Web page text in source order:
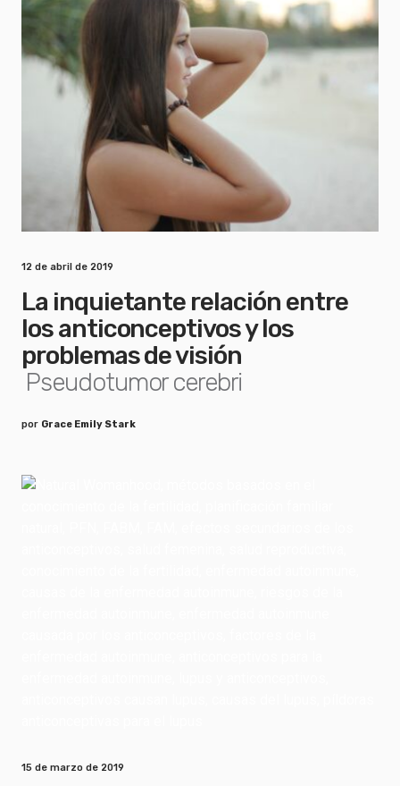
12 de abril de 2019
La inquietante relación entre
los anticonceptivos y los
problemas de visión
Pseudotumor cerebri
por Grace Emily Stark
15 de marzo de 2019